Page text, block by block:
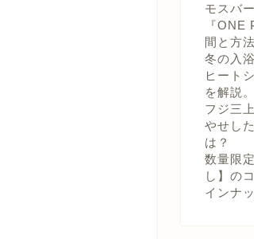
モスバ
『ONE
間と方
冬の入
ヒート
を解説。
フジ三
やせし
は？
数量限
し】の
インナ